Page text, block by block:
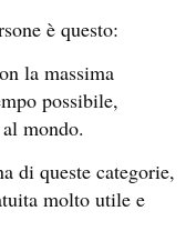
è questo:
la massima
possibile,
mondo.
di queste categorie,
molto utile e